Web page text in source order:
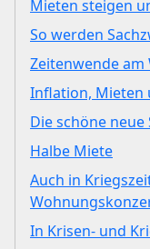
Mieten steigen
So werden
Zeitenwende
Inflation, Mieten
Die schöne neue
Halbe Miete
Auch in
In Krisen- und